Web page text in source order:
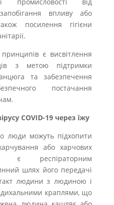
промисловості від
впливу або
посилення гігієни
є висвітлення
з метою підтримки
та забезпечення
постачання
COVID-19 через їжу
люди можуть підхопити
або харчових
є респіраторним
шлях його передачі
людини з людиною і
краплями, що